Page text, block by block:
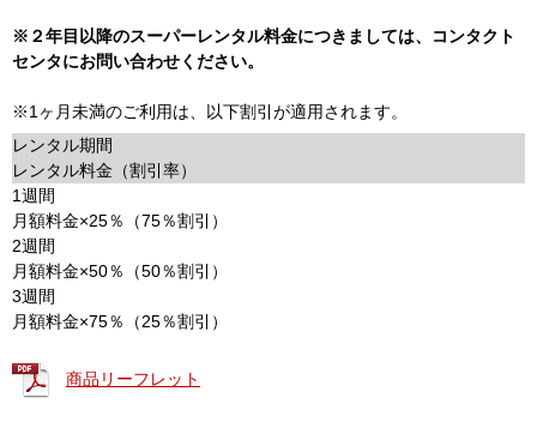
※２年目以降のスーパーレンタル料金につきましては、コンタクト
センタにお問い合わせください。
※1ヶ月未満のご利用は、以下割引が適用されます。
レンタル期間
レンタル料金（割引率）
1週間
月額料金×25％（75％割引）
2週間
月額料金×50％（50％割引）
3週間
月額料金×75％（25％割引）
商品リーフレット